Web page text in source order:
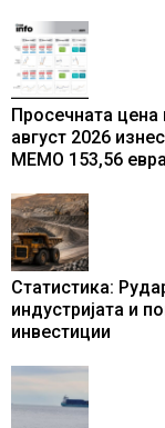
Просечната цена
август 2026
МЕМО 153,56
Статистика:
индустријата и
инвестиции